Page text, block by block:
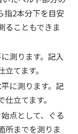
指2本分下を目安
ることもできま
測ります。記入
てます。
に測ります。記
立てます。
点として、ぐる
所までを測りま